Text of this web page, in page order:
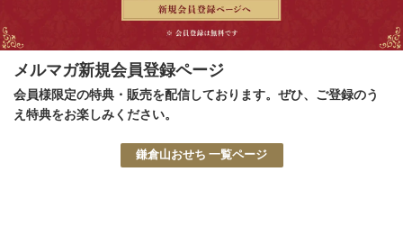
メルマガ新規会員登録ページ
会員様限定の特典・販売を配信しております。ぜひ、ご登録のう
え特典をお楽しみください。
鎌倉山おせち 一覧ページ